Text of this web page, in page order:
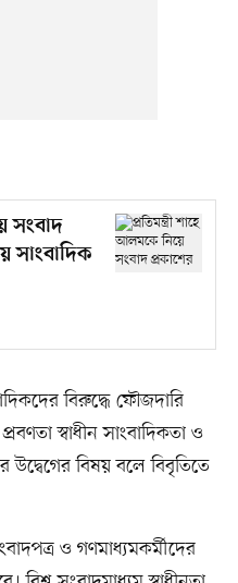
সংবাদ
সাংবাদিক
বিরুদ্ধে ফৌজদারি
স্বাধীন সাংবাদিকতা ও
বিষয় বলে বিবৃতিতে
ও গণমাধ্যমকর্মীদের